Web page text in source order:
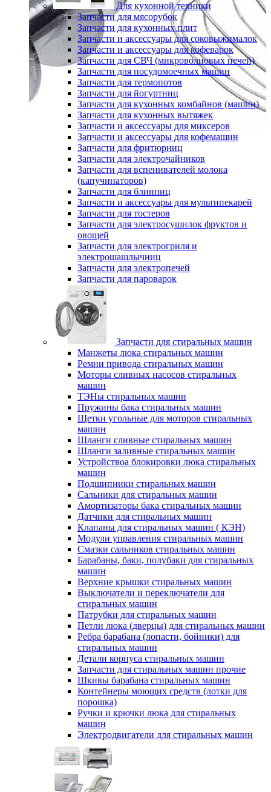
Для кухонной техники
Запчасти для мясорубок
Запчасти для кухонных плит
Запчасти и аксессуары для соковыжималок
Запчасти и аксессуары для кофеварок
Запчасти для СВЧ (микроволновых печей)
Запчасти для посудомоечных машин
Запчасти для термопотов
Запчасти для йогуртниц
Запчасти для кухонных комбайнов (машин)
Запчасти для кухонных вытяжек
Запчасти и аксессуары для миксеров
Запчасти и аксессуары для кофемашин
Запчасти для фритюрниц
Запчасти для электрочайников
Запчасти для вспенивателей молока
(капучинаторов)
Запчасти для блинниц
Запчасти и аксессуары для мультипекарей
Запчасти для тостеров
Запчасти для электросушилок фруктов и
овощей
Запчасти для электрогриля и
электрошашлычниц
Запчасти для электропечей
Запчасти для пароварок
Запчасти для стиральных машин
Манжеты люка стиральных машин
Ремни привода стиральных машин
Моторы сливных насосов стиральных
машин
ТЭНы стиральных машин
Пружины бака стиральных машин
Щетки угольные для моторов стиральных
машин
Шланги сливные стиральных машин
Шланги заливные стиральных машин
Устройствоа блокировки люка стиральных
машин
Подшипники стиральных машин
Сальники для стиральных машин
Амортизаторы бака стиральных машин
Датчики для стиральных машин
Клапаны для стиральных машин ( КЭН)
Модули управления стиральных машин
Смазки сальников стиральных машин
Барабаны, баки, полубаки для стиральных
машин
Верхние крышки стиральных машин
Выключатели и переключатели для
стиральных машин
Патрубки для стиральных машин
Петли люка (дверцы) для стиральных машин
Ребра барабана (лопасти, бойники) для
стиральных машин
Детали корпуса стиральных машин
Запчасти для стиральных машин прочие
Шкивы барабана стиральных машин
Контейнеры моющих средств (лотки для
порошка)
Ручки и крючки люка для стиральных
машин
Электродвигатели для стиральных машин